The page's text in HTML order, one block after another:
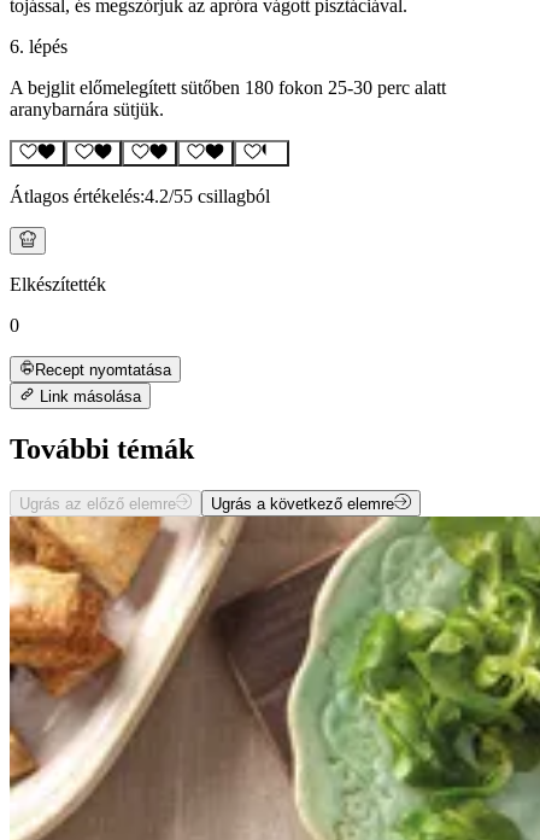
tojással, és megszórjuk az apróra vágott pisztáciával.
6. lépés
A bejglit előmelegített sütőben 180 fokon 25-30 perc alatt
aranybarnára sütjük.
Átlagos értékelés:4.2/55 csillagból
Elkészítették
0
Recept nyomtatása
Link másolása
További témák
Ugrás az előző elemre Ugrás a következő elemre